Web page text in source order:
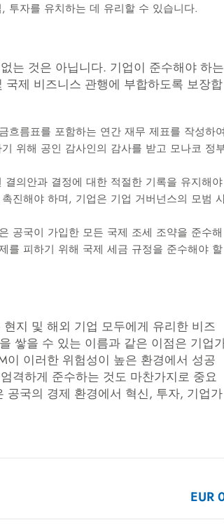
투자를 유치하는 데 유리할 수 있습니다.
는 것은 아닙니다. 기업이 준수해야 하는
제 비즈니스 관행에 부합하도록 보장합
흐름표를 포함하는 연간 재무 제표를 작성하여
위해 공인 감사인의 감사를 받고 모나코 정
의안과 결정에 대한 적절한 기록을 유지해야
진해야 하며, 기업은 기업 거버넌스의 모범
공국이 가입한 모든 국제 조세 조약을 준수해
를 피하기 위해 국제 세금 규정을 준수해야 할
지 및 해외 기업 모두에게 유리한 비즈
쌓을 수 있는 이름과 같은 이점은 기업
이 이러한 위험성이 높은 환경에서 성공
격하게 준수하는 것도 마찬가지로 중요
공국의 경제 환경에서 혁신, 투자, 기업가
EUR